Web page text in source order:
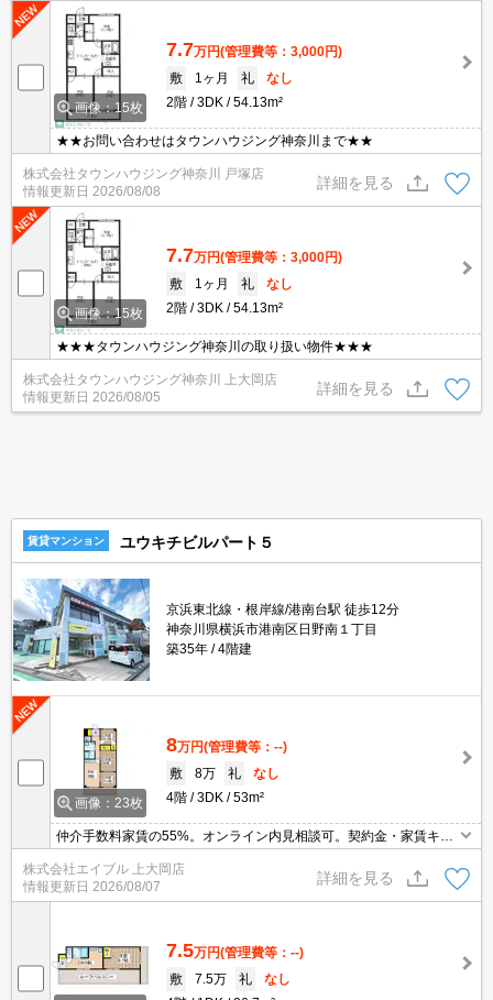
画像：15枚
7.7万円(管理費等：3,000円)
敷
1ヶ月 礼
なし
2階
3DK 54.13m²
★★お問い合わせはタウンハウジング神奈川まで★★
株式会社タウンハウジング神奈川 戸塚店
情報更新日 2026/08/08
詳細を見る
画像：15枚
7.7万円(管理費等：3,000円)
敷
1ヶ月 礼
なし
2階
3DK 54.13m²
★★★タウンハウジング神奈川の取り扱い物件★★★
株式会社タウンハウジング神奈川 上大岡店
情報更新日 2026/08/05
詳細を見る
賃貸マンション ユウキチビルパート５
京浜東北線・根岸線/港南台駅 徒歩12分
神奈川県横浜市港南区日野南１丁目
築35年
4階建
画像：23枚
8万円(管理費等：--)
敷
8万 礼
なし
4階
3DK 53m²
仲介手数料家賃の55%。オンライン内見相談可。契約金・家賃キャ
ッシュレス決済対応（条件あり）。最新の空室状況はお気軽にお問
い合わせ下さい。オール洋室。シャワー付独立洗面台。うれしい礼
金0!。
株式会社エイブル 上大岡店
情報更新日 2026/08/07
詳細を見る
7.5万円(管理費等：--)
敷
7.5万 礼
なし